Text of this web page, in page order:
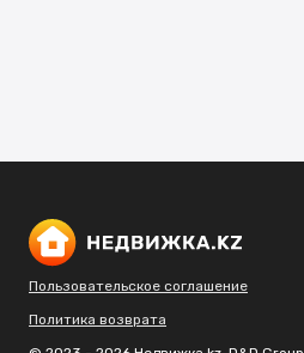
Пользовательское соглашение
Политика возврата